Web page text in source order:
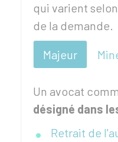
qui varient
de la demande.
Majeur
Un avocat
désigné dans
Retrait de